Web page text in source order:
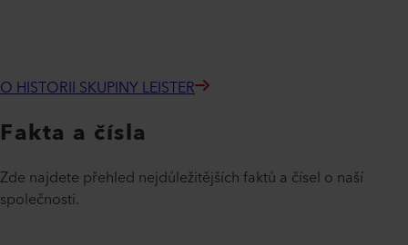
O HISTORII SKUPINY LEISTER
Fakta a čísla
Zde najdete přehled nejdůležitějších faktů a čísel o naší
společnosti.